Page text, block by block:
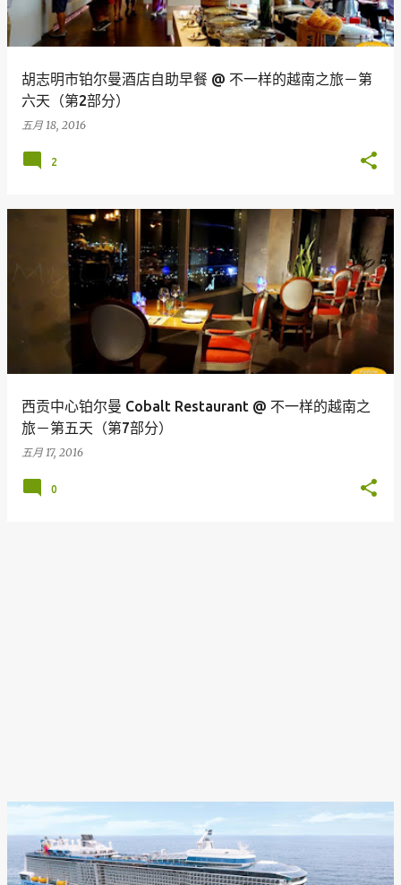
胡志明市铂尔曼酒店自助早餐 @ 不一样的越南之旅－第
六天（第2部分）
五月 18, 2016
2
西贡中心铂尔曼 Cobalt Restaurant @ 不一样的越南之
旅－第五天（第7部分）
五月 17, 2016
0